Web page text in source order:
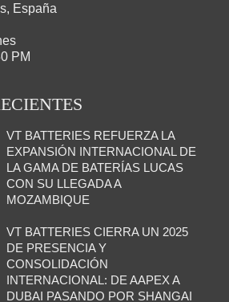
España
PM
VT BATTERIES REFUERZA LA
EXPANSIÓN INTERNACIONAL DE
LA GAMA DE BATERÍAS LUCAS
CON SU LLEGADA A
MOZAMBIQUE
VT BATTERIES CIERRA UN 2025
DE PRESENCIA Y
CONSOLIDACIÓN
INTERNACIONAL: DE AAPEX A
DUBAI PASANDO POR SHANGAI